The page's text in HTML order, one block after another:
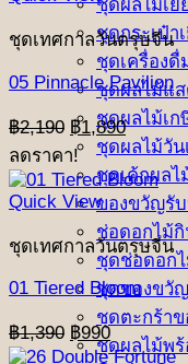
ชุดผลไม้เยี่
ชุดกระเป๋า
ชุดเครื่องดื่
ชุดผลไม้แ
ชุดผลไม้เ
ชุดผลไม้วัน
ชุดเค้กผลไ
ของขวัญรั
ช่อดอกไม้กิ
ชุดช่อดอก
ชุดของขวั
ชุดตะกร้า
ชุดผลไม้พ
ชุดเทศกาลวันตรุษจีน
05 Pinnacle Pavilion
฿2,190 Original
price
was:
฿2,190.
฿1,890Current
price
is:
฿1,890.
ลดราคา!
Quick View
ชุดเทศกาลวันตรุษจีน
01 Tiered Bloom
฿1,390 Original
price
฿990Current
price